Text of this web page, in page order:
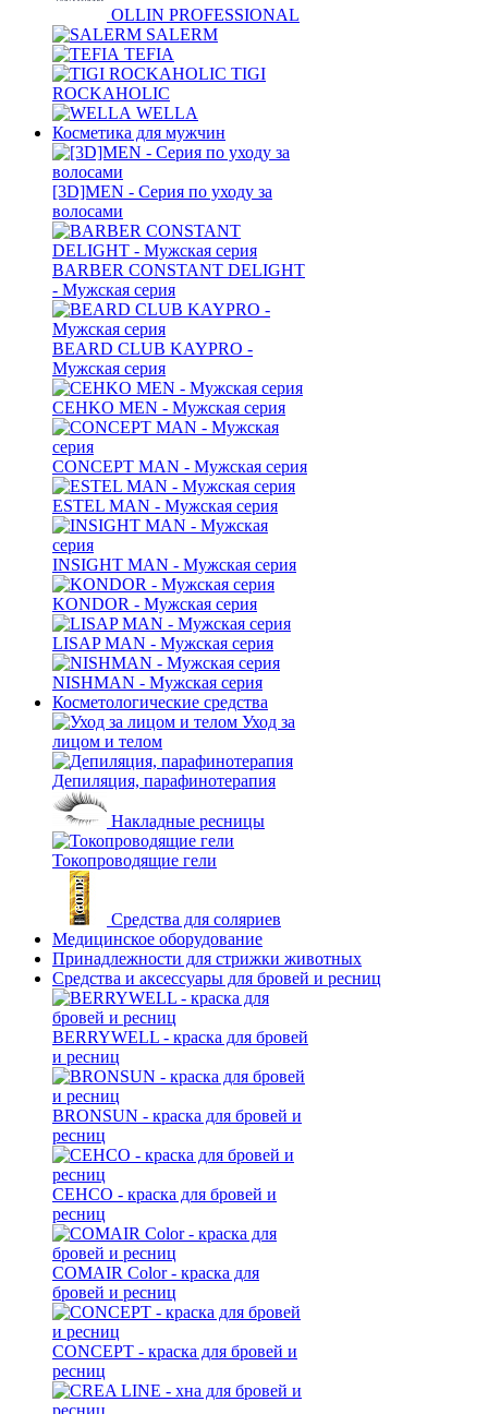
OLLIN PROFESSIONAL
SALERM
TEFIA
TIGI
ROCKAHOLIC
WELLA
Косметика для мужчин
[3D]MEN - Серия по уходу за
волосами
BARBER CONSTANT DELIGHT
- Мужская серия
BEARD CLUB KAYPRO -
Мужская серия
CEHKO MEN - Мужская серия
CONCEPT MAN - Мужская серия
ESTEL MAN - Мужская серия
INSIGHT MAN - Мужская серия
KONDOR - Мужская серия
LISAP MAN - Мужская серия
NISHMAN - Мужская серия
Косметологические средства
Уход за
лицом и телом
Депиляция, парафинотерапия
Накладные ресницы
Токопроводящие гели
Средства для соляриев
Медицинское оборудование
Принадлежности для стрижки животных
Средства и аксессуары для бровей и ресниц
BERRYWELL - краска для бровей
и ресниц
BRONSUN - краска для бровей и
ресниц
CEHCO - краска для бровей и
ресниц
COMAIR Color - краска для
бровей и ресниц
CONCEPT - краска для бровей и
ресниц